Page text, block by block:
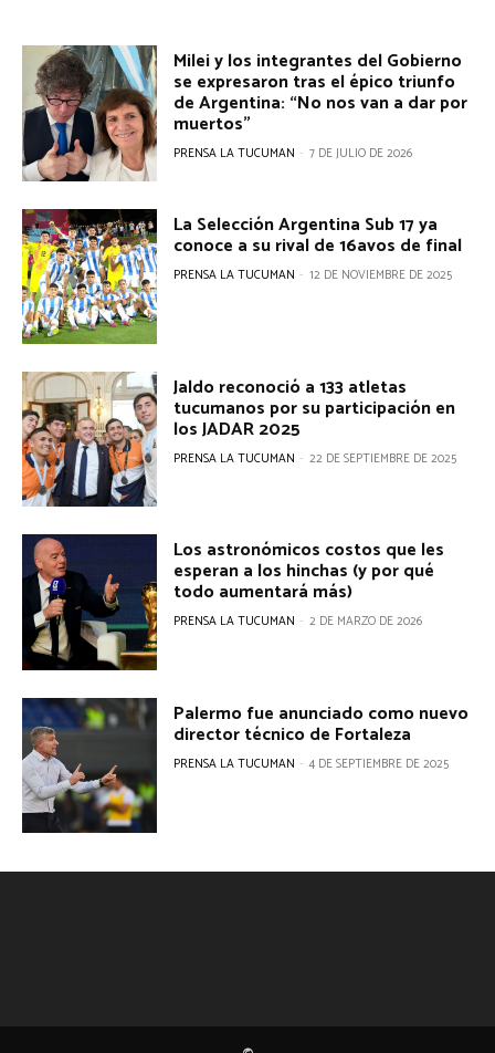
Milei y los integrantes del Gobierno
se expresaron tras el épico triunfo
de Argentina: “No nos van a dar por
muertos”
PRENSA LA TUCUMAN - 7 DE JULIO DE 2026
La Selección Argentina Sub 17 ya
conoce a su rival de 16avos de final
PRENSA LA TUCUMAN - 12 DE NOVIEMBRE DE 2025
Jaldo reconoció a 133 atletas
tucumanos por su participación en
los JADAR 2025
PRENSA LA TUCUMAN - 22 DE SEPTIEMBRE DE 2025
Los astronómicos costos que les
esperan a los hinchas (y por qué
todo aumentará más)
PRENSA LA TUCUMAN - 2 DE MARZO DE 2026
Palermo fue anunciado como nuevo
director técnico de Fortaleza
PRENSA LA TUCUMAN - 4 DE SEPTIEMBRE DE 2025